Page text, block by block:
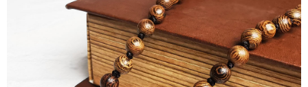
１．透過由恩沛科技股份有限公司提供之「AFTEE先享後付」服務完成之交
易，需依本服務之必要範圍內提供個人資料，並將交易相關給付款項請求債
權轉讓予恩沛科技股份有限公司。
２．關於個人資料處理事宜，請瀏覽以下網址：
https://aftee.tw/terms/#terms3
每筆NT$80，滿NT$1,288(含以上)免運費
付款後萊爾富取貨
每筆NT$80，滿NT$1,288(含以上)免運費